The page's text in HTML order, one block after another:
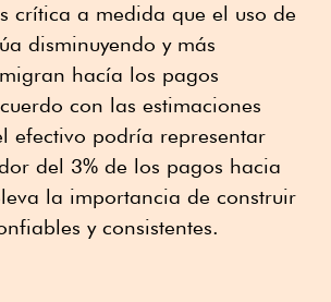
crítica a medida que el uso de
disminuyendo y más
hacía los pagos
con las estimaciones
efectivo podría representar
del 3% de los pagos hacia
la importancia de construir
y consistentes.